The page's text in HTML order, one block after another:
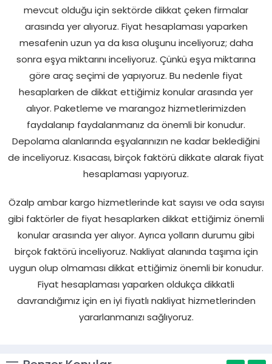
mevcut olduğu için sektörde dikkat çeken firmalar
arasında yer alıyoruz. Fiyat hesaplaması yaparken
mesafenin uzun ya da kısa oluşunu inceliyoruz; daha
sonra eşya miktarını inceliyoruz. Çünkü eşya miktarına
göre araç seçimi de yapıyoruz. Bu nedenle fiyat
hesaplarken de dikkat ettiğimiz konular arasında yer
alıyor. Paketleme ve marangoz hizmetlerimizden
faydalanıp faydalanmanız da önemli bir konudur.
Depolama alanlarında eşyalarınızın ne kadar beklediğini
de inceliyoruz. Kısacası, birçok faktörü dikkate alarak fiyat
hesaplaması yapıyoruz.
Özalp ambar kargo hizmetlerinde kat sayısı ve oda sayısı
gibi faktörler de fiyat hesaplarken dikkat ettiğimiz önemli
konular arasında yer alıyor. Ayrıca yolların durumu gibi
birçok faktörü inceliyoruz. Nakliyat alanında taşıma için
uygun olup olmaması dikkat ettiğimiz önemli bir konudur.
Fiyat hesaplaması yaparken oldukça dikkatli
davrandığımız için en iyi fiyatlı nakliyat hizmetlerinden
yararlanmanızı sağlıyoruz.